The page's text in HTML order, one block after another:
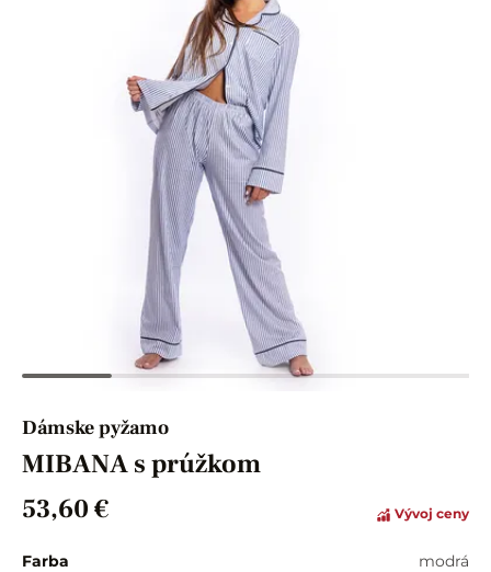
Dámske pyžamo
MIBANA s prúžkom
53,60 €
Vývoj ceny
Farba modrá